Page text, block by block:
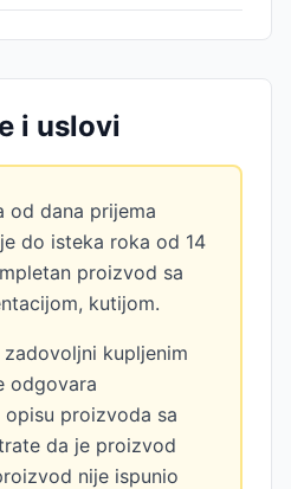
i uslovi
od dana prijema
do isteka roka od 14
proizvod sa
kutijom.
kupljenim
odgovara
proizvoda sa
da je proizvod
nije ispunio